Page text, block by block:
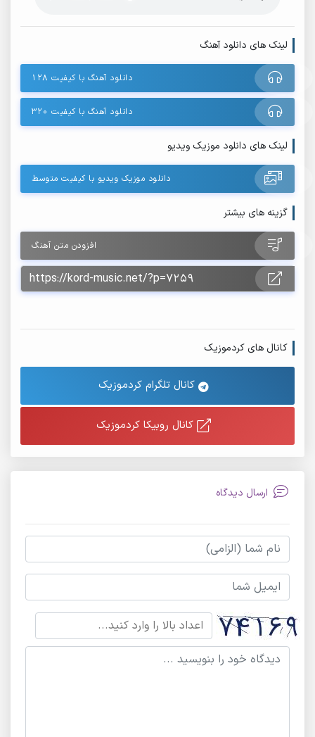
لینک های دانلود آهنگ
دانلود آهنگ با کیفیت ۱۲۸
دانلود آهنگ با کیفیت ۳۲۰
لینک های دانلود موزیک ویدیو
دانلود موزیک ویدیو با کیفیت متوسط
گزینه های بیشتر
افزودن متن آهنگ
کانال های کردموزیک
کانال تلگرام کردموزیک
کانال روبیکا کردموزیک
ارسال دیدگاه